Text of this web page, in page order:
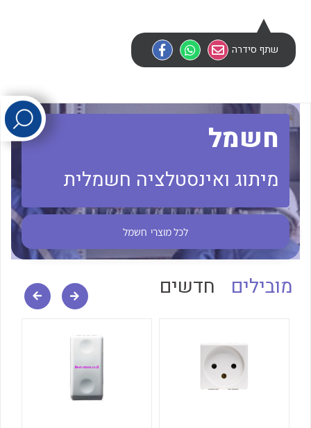
לכל מוצרי היצרן
לכל מוצרי היצרן לכל מוצרי היצרן
שתף סידרה
חשמל
מיתוג ואינסטלציה חשמלית
לכל מוצרי חשמל
מובילים חדשים